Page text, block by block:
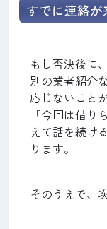
すでに連絡
もし否決後に
別の業者紹介
応じないこと
「今回は借
えて話を続け
ります。
そのうえで、